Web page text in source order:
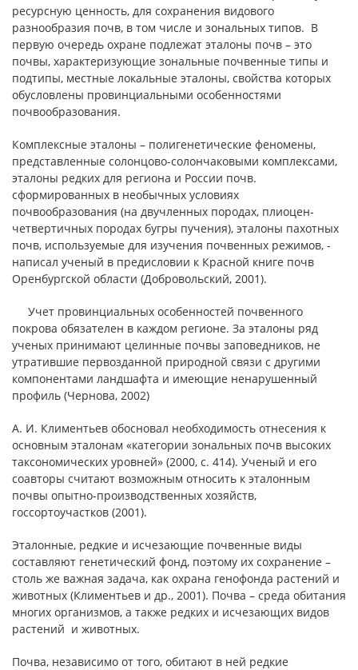
ресурсную ценность, для сохранения видового
разнообразия почв, в том числе и зональных типов. В
первую очередь охране подлежат эталоны почв – это
почвы, характеризующие зональные почвенные типы и
подтипы, местные локальные эталоны, свойства которых
обусловлены провинциальными особенностями
почвообразования.
Комплексные эталоны – полигенетические феномены,
представленные солонцово-солончаковыми комплексами,
эталоны редких для региона и России почв.
сформированных в необычных условиях
почвообразования (на двучленных породах, плиоцен-
четвертичных породах бугры пучения), эталоны пахотных
почв, используемые для изучения почвенных режимов, -
написал ученый в предисловии к Красной книге почв
Оренбургской области (Добровольский, 2001).
Учет провинциальных особенностей почвенного
покрова обязателен в каждом регионе. За эталоны ряд
ученых принимают целинные почвы заповедников, не
утратившие первозданной природной связи с другими
компонентами ландшафта и имеющие ненарушенный
профиль (Чернова, 2002)
А. И. Климентьев обосновал необходимость отнесения к
основным эталонам «категории зональных почв высоких
таксономических уровней» (2000, с. 414). Ученый и его
соавторы считают возможным относить к эталонным
почвы опытно-производственных хозяйств,
госсортоучастков (2001).
Эталонные, редкие и исчезающие почвенные виды
составляют генетический фонд, поэтому их сохранение –
столь же важная задача, как охрана генофонда растений и
животных (Климентьев и др., 2001). Почва – среда обитания
многих организмов, а также редких и исчезающих видов
растений и животных.
Почва, независимо от того, обитают в ней редкие